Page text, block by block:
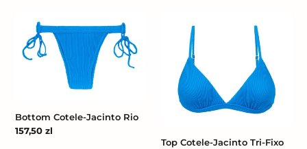
Bottom
Cotele-
Jacinto
Rio
Bottom Cotele-Jacinto Rio
Cena
157,50 zl
Cotele-
Jacinto
Fixo
Top Cotele-Jacinto Tri-Fixo